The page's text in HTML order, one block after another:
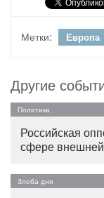
Метки: Европа
Другие
Политика
Российская
сфере внешней
Злоба дня